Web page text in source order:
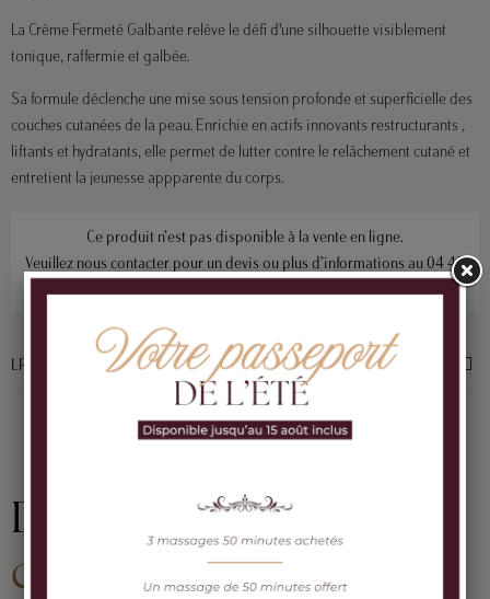
La Crème Fermeté Galbante relève le défi d'une silhouette visiblement
tonique, raffermie et galbée.
Sa formule déclenche une mise sous tension profonde et superficielle des
couches cutanées de la peau. Enrichie en actifs innovants restructurants ,
liftants et hydratants, elle permet de lutter contre le relâchement cutané et
entretient la jeunesse appparente du corps.
Ce produit n’est pas disponible à la vente en ligne.
Veuillez nous contacter pour un devis ou plus d’informations au 04 42
50 27 27
LPG ENDERMOLOGIE
Dans la même
catégorie.